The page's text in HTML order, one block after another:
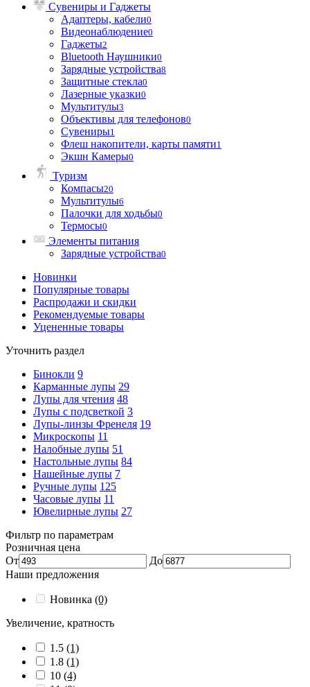
Сувениры и Гаджеты
Адаптеры, кабели0
Видеонаблюдение0
Гаджеты2
Bluetooth Наушники0
Зарядные устройства8
Защитные стекла0
Лазерные указки0
Мультитулы3
Объективы для телефонов0
Сувениры1
Флеш накопители, карты памяти1
Экшн Камеры0
Туризм
Компасы20
Мультитулы6
Палочки для ходьбы0
Термосы0
Элементы питания
Зарядные устройства0
Новинки
Популярные товары
Распродажи и скидки
Рекомендуемые товары
Уцененные товары
Уточнить раздел
Бинокли 9
Карманные лупы 29
Лупы для чтения 48
Лупы с подсветкой 3
Лупы-линзы Френеля 19
Микроскопы 11
Налобные лупы 51
Настольные лупы 84
Нашейные лупы 7
Ручные лупы 125
Часовые лупы 11
Ювелирные лупы 27
Фильтр по параметрам
Розничная цена
От
До
Наши предложения
Новинка (0)
Увеличение, кратность
1.5 (1)
1.8 (1)
10 (4)